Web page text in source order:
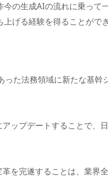
の生成AIの流れに乗って
げる経験を得ることができ
た法務領域に新たな基
ップデートすることで、
を完遂することは、業界